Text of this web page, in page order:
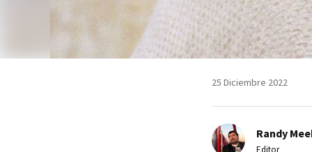
25 Diciembre 2022
Randy
Editor